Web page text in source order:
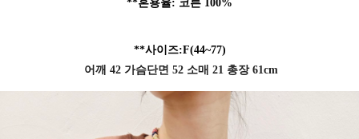
**혼용율: 코튼 100%
**사이즈:F(44~77)
어깨 42 가슴단면 52 소매 21 총장 61cm